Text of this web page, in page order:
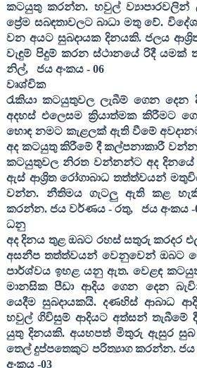
කටයුතු කරන්න. හවුල් ව්‍යාපාරවලින්
ප්‍රේම සබඳතාවලට බාධා මතු වේ.
වන අයට සුබදායක දිනයකි. ජලය
වැඳුම් පිදුම් කරන ස්ථානයේ රිදී යමක්
නිල්, ජය අංකය - 06
වෘශ්චික
රැකියා කටයුතුවල ලැබීම් ගෙන
අදහස් එලෙසම ක්‍රියාත්මක කිරීමට
හොඳ නමට කැළලක් ඇති වීමේ
අද කටයුතු කිරීමේ දී කල්පනාකාරී වන්න.
කටයුතුවල නිරත වන්නන්ට අද
ඇස් ආශ්‍රිත රෝගාබාධ තත්ත්වයන්
වන්න. නීතිමය ගැටලු ඇති කළ
කරන්න. ජය වර්ණය - රතු, ජය අංකය -
ධනු
අද දිනය තුළ ඔබට රහස් සතුරු කරදර
අසනීප තත්ත්වයන් වෙනුවෙන් ඔබට
පාර්ශ්වය ඉහළ යනු ඇත. වෙළඳ
මානසික පීඩා ආදිය ගෙන දෙන
යෙදීම සුබදායකයි. දණහිස් ආබාධ
හවුල් ගිවිසුම් ආදියට අත්සන් තැබීමේ
යුතු දිනයකි. අයහපත් මිතුරු ඇසුර සුබ
තෙල් දුප්පතෙකුට පරිත්‍යාග කරන්න.
අංකය -03